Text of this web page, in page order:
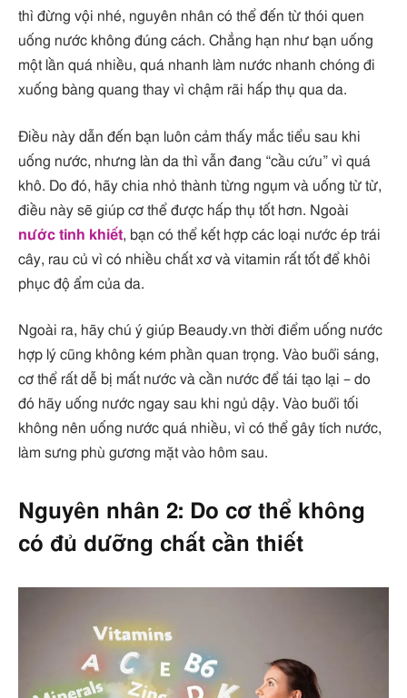
thì đừng vội nhé, nguyên nhân có thể đến từ thói quen
uống nước không đúng cách. Chẳng hạn như bạn uống
một lần quá nhiều, quá nhanh làm nước nhanh chóng đi
xuống bàng quang thay vì chậm rãi hấp thụ qua da.
Điều này dẫn đến bạn luôn cảm thấy mắc tiểu sau khi
uống nước, nhưng làn da thì vẫn đang “cầu cứu” vì quá
khô. Do đó, hãy chia nhỏ thành từng ngụm và uống từ từ,
điều này sẽ giúp cơ thể được hấp thụ tốt hơn. Ngoài
nước tinh khiết, bạn có thể kết hợp các loại nước ép trái
cây, rau củ vì có nhiều chất xơ và vitamin rất tốt để khôi
phục độ ẩm của da.
Ngoài ra, hãy chú ý giúp Beaudy.vn thời điểm uống nước
hợp lý cũng không kém phần quan trọng. Vào buổi sáng,
cơ thể rất dễ bị mất nước và cần nước để tái tạo lại – do
đó hãy uống nước ngay sau khi ngủ dậy. Vào buổi tối
không nên uống nước quá nhiều, vì có thể gây tích nước,
làm sưng phù gương mặt vào hôm sau.
Nguyên nhân 2: Do cơ thể không
có đủ dưỡng chất cần thiết